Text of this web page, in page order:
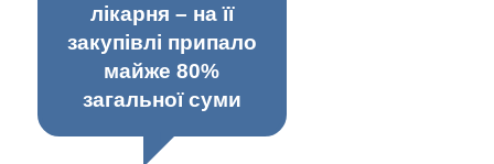
лікарня – на її
закупівлі припало
майже 80%
загальної суми